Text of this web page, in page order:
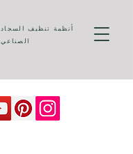
أنظمة تنظيف السجاد
الصناعي